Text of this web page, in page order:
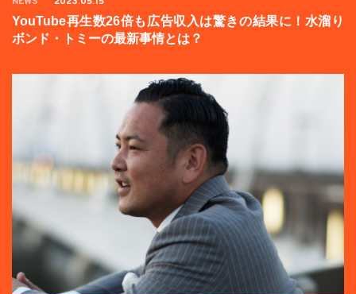
YouTube再生数26倍も広告収入は驚きの結果に！水溜り
ボンド・トミーの最新事情とは？